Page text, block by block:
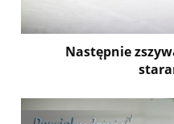
Następnie